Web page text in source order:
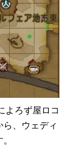
よろず屋ロコ
、ウェディ